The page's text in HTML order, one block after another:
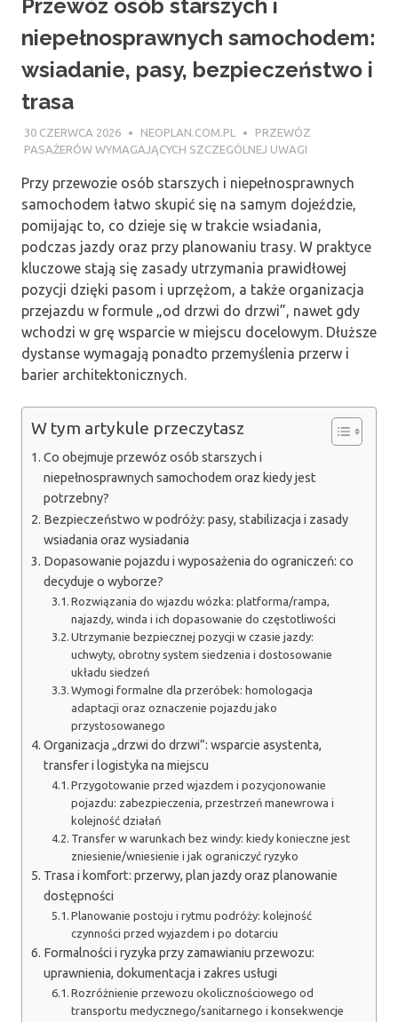
Przewóz osób starszych i
niepełnosprawnych samochodem:
wsiadanie, pasy, bezpieczeństwo i
trasa
30 CZERWCA 2026 NEOPLAN.COM.PL
PRZEWÓZ
PASAŻERÓW WYMAGAJĄCYCH SZCZEGÓLNEJ UWAGI
Przy przewozie osób starszych i niepełnosprawnych
samochodem łatwo skupić się na samym dojeździe,
pomijając to, co dzieje się w trakcie wsiadania,
podczas jazdy oraz przy planowaniu trasy. W praktyce
kluczowe stają się zasady utrzymania prawidłowej
pozycji dzięki pasom i uprzężom, a także organizacja
przejazdu w formule „od drzwi do drzwi”, nawet gdy
wchodzi w grę wsparcie w miejscu docelowym. Dłuższe
dystanse wymagają ponadto przemyślenia przerw i
barier architektonicznych.
W tym artykule przeczytasz
Co obejmuje przewóz osób starszych i
niepełnosprawnych samochodem oraz kiedy jest
potrzebny?
Bezpieczeństwo w podróży: pasy, stabilizacja i zasady
wsiadania oraz wysiadania
Dopasowanie pojazdu i wyposażenia do ograniczeń: co
decyduje o wyborze?
Rozwiązania do wjazdu wózka: platforma/rampa,
najazdy, winda i ich dopasowanie do częstotliwości
Utrzymanie bezpiecznej pozycji w czasie jazdy:
uchwyty, obrotny system siedzenia i dostosowanie
układu siedzeń
Wymogi formalne dla przeróbek: homologacja
adaptacji oraz oznaczenie pojazdu jako
przystosowanego
Organizacja „drzwi do drzwi”: wsparcie asystenta,
transfer i logistyka na miejscu
Przygotowanie przed wjazdem i pozycjonowanie
pojazdu: zabezpieczenia, przestrzeń manewrowa i
kolejność działań
Transfer w warunkach bez windy: kiedy konieczne jest
zniesienie/wniesienie i jak ograniczyć ryzyko
Trasa i komfort: przerwy, plan jazdy oraz planowanie
dostępności
Planowanie postoju i rytmu podróży: kolejność
czynności przed wyjazdem i po dotarciu
Formalności i ryzyka przy zamawianiu przewozu:
uprawnienia, dokumentacja i zakres usługi
Rozróżnienie przewozu okolicznościowego od
transportu medycznego/sanitarnego i konsekwencje